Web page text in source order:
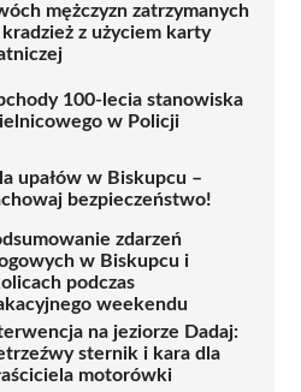
mężczyzn zatrzymanych
kradzież z użyciem karty
100-lecia stanowiska
w Policji
upałów w Biskupcu –
bezpieczeństwo!
zdarzeń
w Biskupcu i
podczas
weekendu
na jeziorze Dadaj:
sternik i kara dla
motorówki